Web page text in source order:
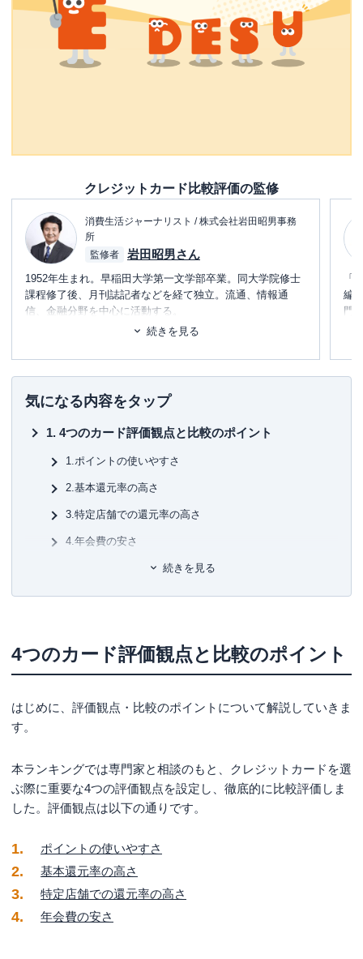
クレジットカード比較評価の監修
消費生活ジャーナリスト / 株式会社岩田昭男事務
所
監修者
岩田昭男さん
1952年生まれ。早稲田大学第一文学部卒業。同大学院修士
課程修了後、月刊誌記者などを経て独立。流通、情報通
信、金融分野を中心に活動する。
年間に渡って業界の定点観測をしている。
主な著書としては、
Suica一人勝ちの秘密」（中経出版・現カドカワ）
「 「信用力」格差社会」（東洋経済新報社）
信用偏差値 」（文春新書）
キャッシュレス覇権戦争」（ＮＨＫ出版）
また、クレジットカードのムックも50冊以上監修しキャッ
ス道場」オープン。
続きを見る
「
編
門
め
気になる内容をタップ
4つのカード評価観点と比較のポイント
1.ポイントの使いやすさ
2.基本還元率の高さ
3.特定店舗での還元率の高さ
4.年会費の安さ
クレジットカードおすすめ比較ランキングTOP13
1位 PayPayカード 総合点：4.55点
PayPayカードの注意点
PayPayカード悪い口コミ
P-oneカードの特長
P-oneカードの注意点
3位 楽天カード 総合点：4.49点
楽天カードの特長
楽天カードの注意点
楽天カードの良い口コミ
楽天カードの悪い口コミ
続きを見る
4つのカード評価観点と比較のポイント
はじめに、評価観点・比較のポイントについて解説していきま
す。
本ランキングでは専門家と相談のもと、クレジットカードを選
ぶ際に重要な4つの評価観点を設定し、徹底的に比較評価しま
した。評価観点は以下の通りです。
ポイントの使いやすさ
基本還元率の高さ
特定店舗での還元率の高さ
年会費の安さ